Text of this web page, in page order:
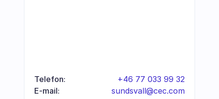
Telefon:
+46 77 033 99 32
E-mail:
sundsvall@cec.com